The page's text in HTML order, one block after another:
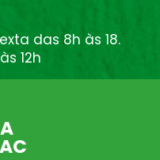
das 8h às 18.
12h